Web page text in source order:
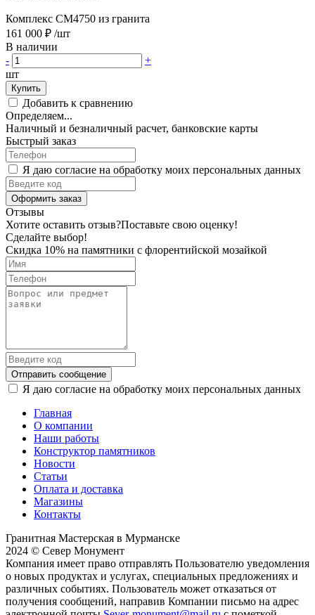
Комплекс CM4750 из гранита
161 000 ₽ /шт
В наличии
-
+
шт
Купить
Добавить к сравнению
Определяем...
Наличный и безналичный расчет, банковские карты
Быстрый заказ
Я даю согласие на обработку моих персональных данных
Оформить заказ
Отзывы
Хотите оставить отзыв?Поставьте свою оценку!
Сделайте выбор!
Скидка 10% на памятники с флорентийской мозайкой
Отправить сообщение
Я даю согласие на обработку моих персональных данных
Главная
О компании
Наши работы
Конструктор памятников
Новости
Статьи
Оплата и доставка
Магазины
Контакты
Гранитная Мастерская в Мурманске
2024 © Север Монумент
Компания имеет право отправлять Пользователю уведомления
о новых продуктах и услугах, специальных предложениях и
различных событиях. Пользователь может отказаться от
получения сообщений, направив Компании письмо на адрес